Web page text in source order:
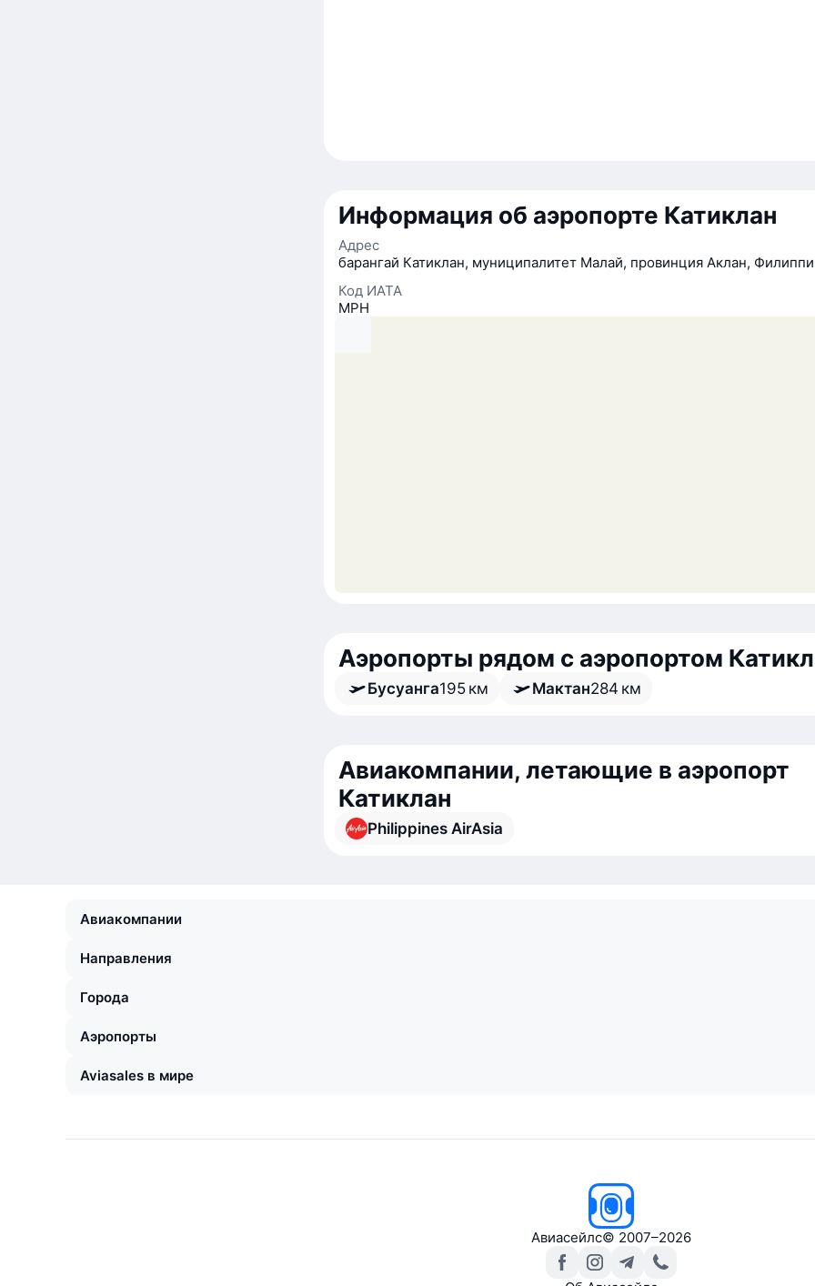
Информация об аэропорте Катиклан
Адрес
барангай Катиклан, муниципалитет Малай, провинция Аклан,
Код ИАТА
MPH
Аэропорты рядом с аэропортом
Бусуанга195 км Мактан284 км
Авиакомпании, летающие в аэропорт
Катиклан
Philippines AirAsia
Авиакомпании
Направления
Города
Аэропорты
Aviasales в мире
Авиасейлс© 2007–2026